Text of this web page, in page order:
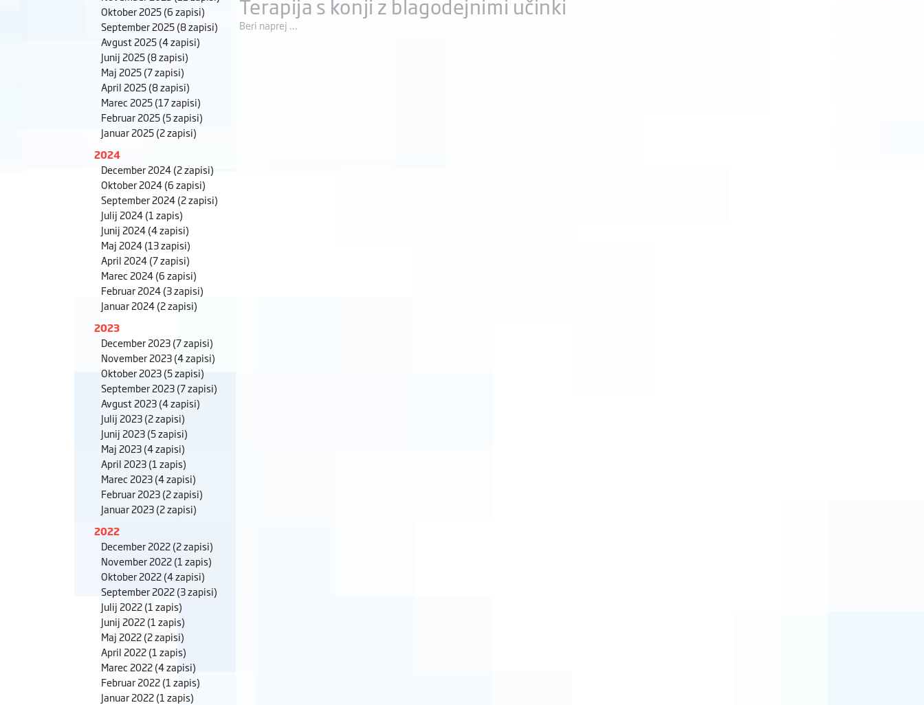
Oktober 2025(6 zapisi)
September 2025(8 zapisi)
Avgust 2025(4 zapisi)
Junij 2025(8 zapisi)
Maj 2025(7 zapisi)
April 2025(8 zapisi)
Marec 2025(17 zapisi)
Februar 2025(5 zapisi)
Januar 2025(2 zapisi)
2024
December 2024(2 zapisi)
Oktober 2024(6 zapisi)
September 2024(2 zapisi)
Julij 2024(1 zapis)
Junij 2024(4 zapisi)
Maj 2024(13 zapisi)
April 2024(7 zapisi)
Marec 2024(6 zapisi)
Februar 2024(3 zapisi)
Januar 2024(2 zapisi)
2023
December 2023(7 zapisi)
November 2023(4 zapisi)
Oktober 2023(5 zapisi)
September 2023(7 zapisi)
Avgust 2023(4 zapisi)
Julij 2023(2 zapisi)
Junij 2023(5 zapisi)
Maj 2023(4 zapisi)
April 2023(1 zapis)
Marec 2023(4 zapisi)
Februar 2023(2 zapisi)
Januar 2023(2 zapisi)
2022
December 2022(2 zapisi)
November 2022(1 zapis)
Oktober 2022(4 zapisi)
September 2022(3 zapisi)
Julij 2022(1 zapis)
Junij 2022(1 zapis)
Maj 2022(2 zapisi)
April 2022(1 zapis)
Marec 2022(4 zapisi)
Februar 2022(1 zapis)
Januar 2022(1 zapis)
Terapija s konji z blagodejnimi učinki
Beri naprej ...